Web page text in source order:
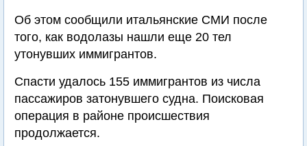
Об этом сообщили итальянские СМИ после
того, как водолазы нашли еще 20 тел
утонувших иммигрантов.
Спасти удалось 155 иммигрантов из числа
пассажиров затонувшего судна. Поисковая
операция в районе происшествия
продолжается.